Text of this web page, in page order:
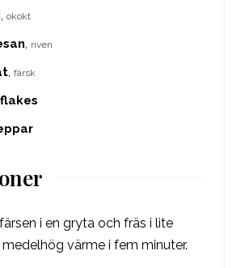
, okokt
, riven
, färsk
i en gryta och fräs i lite
värme i fem minuter.